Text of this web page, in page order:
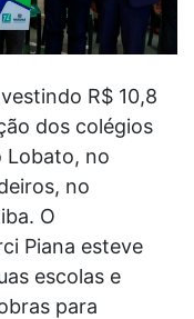
R$ 10,8
dos colégios
Lobato, no
no
O
Piana esteve
escolas e
para